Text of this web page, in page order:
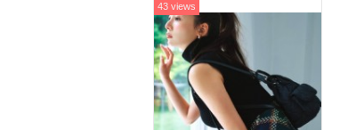
43 views